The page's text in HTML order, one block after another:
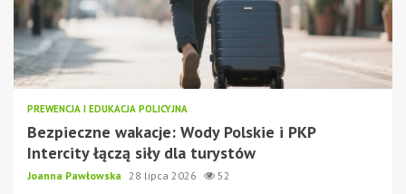
PREWENCJA I EDUKACJA POLICYJNA
Bezpieczne wakacje: Wody Polskie i PKP
Intercity łączą siły dla turystów
Joanna Pawłowska 28 lipca 2026 52